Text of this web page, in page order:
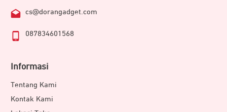
cs@dorangadget.com
087834601568
Informasi
Tentang Kami
Kontak Kami